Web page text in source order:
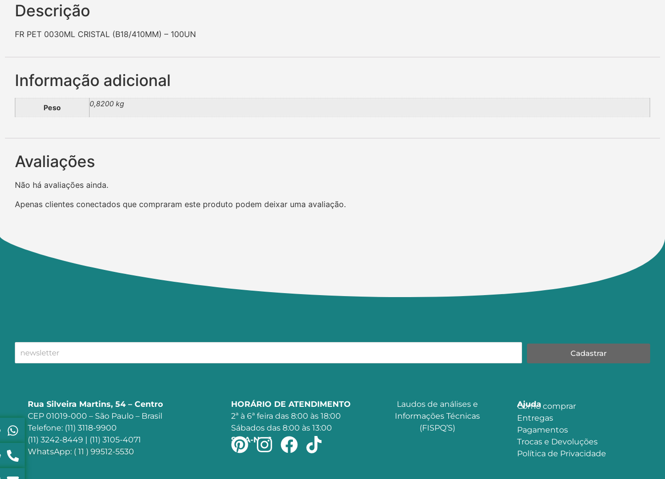
Descrição
FR PET 0030ML CRISTAL (B18/410MM) – 100UN
Informação adicional
Peso 0,8200 kg
Avaliações
Não há avaliações ainda.
Apenas clientes conectados que compraram este produto podem deixar uma avaliação.
Cadastrar
Rua Silveira Martins, 54 – Centro
CEP 01019-000 – São Paulo – Brasil
Telefone: (11) 3118-9900
(11) 3242-8449 | (11) 3105-4071
WhatsApp: ( 11 ) 99512-5530
HORÁRIO DE ATENDIMENTO
2ª à 6ª feira das 8:00 às 18:00
Sábados das 8:00 às 13:00
SIGA-NOS
Laudos de análises e
Informações Técnicas
(FISPQ’S)
Ajuda
Como comprar
Entregas
Pagamentos
Trocas e Devoluções
Política de Privacidade